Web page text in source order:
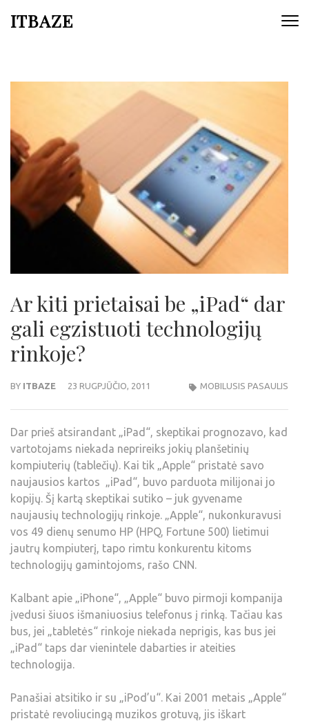
ITBAZE
Ar kiti prietaisai be „iPad“ dar
gali egzistuoti technologijų
rinkoje?
BY ITBAZE 23 RUGPJŪČIO, 2011 MOBILUSIS PASAULIS
Dar prieš atsirandant „iPad“, skeptikai prognozavo, kad
vartotojams niekada neprireiks jokių planšetinių
kompiuterių (tablečių). Kai tik „Apple“ pristatė savo
naujausios kartos „iPad“, buvo parduota milijonai jo
kopijų. Šį kartą skeptikai sutiko – juk gyvename
naujausių technologijų rinkoje. „Apple“, nukonkuravusi
vos 49 dienų senumo HP (HPQ, Fortune 500) lietimui
jautrų kompiuterį, tapo rimtu konkurentu kitoms
technologijų gamintojoms, rašo CNN.
Kalbant apie „iPhone“, „Apple“ buvo pirmoji kompanija
įvedusi šiuos išmaniuosius telefonus į rinką. Tačiau kas
bus, jei „tabletės“ rinkoje niekada neprigis, kas bus jei
„iPad“ taps dar vienintele dabarties ir ateities
technologija.
Panašiai atsitiko ir su „iPod’u“. Kai 2001 metais „Apple“
pristatė revoliucingą muzikos grotuvą, jis iškart